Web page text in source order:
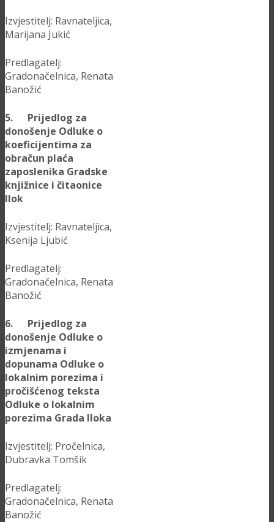
Izvjestitelj: Ravnateljica,
Marijana Jukić
Predlagatelj:
Gradonačelnica, Renata
Banožić
5. Prijedlog za
donošenje Odluke o
koeficijentima za
obračun plaća
zaposlenika Gradske
knjižnice i čitaonice
Ilok
Izvjestitelj: Ravnateljica,
Ksenija Ljubić
Predlagatelj:
Gradonačelnica, Renata
Banožić
6. Prijedlog za
donošenje Odluke o
izmjenama i
dopunama Odluke o
lokalnim porezima i
pročišćenog teksta
Odluke o lokalnim
porezima Grada Iloka
Izvjestitelj: Pročelnica,
Dubravka Tomšik
Predlagatelj:
Gradonačelnica, Renata
Banožić